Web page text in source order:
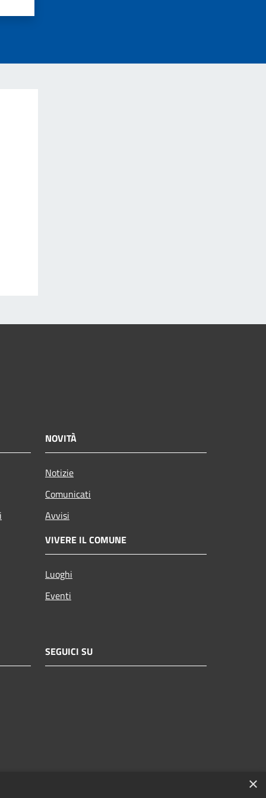
NOVITÀ
Notizie
Comunicati
Avvisi
VIVERE IL COMUNE
Luoghi
Eventi
SEGUICI SU
×